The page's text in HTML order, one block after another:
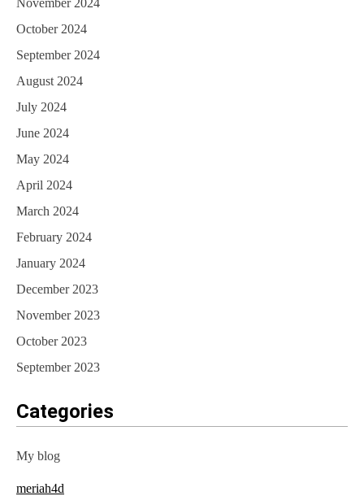
October 2024
September 2024
August 2024
July 2024
June 2024
May 2024
April 2024
March 2024
February 2024
January 2024
December 2023
November 2023
October 2023
September 2023
Categories
My blog
meriah4d